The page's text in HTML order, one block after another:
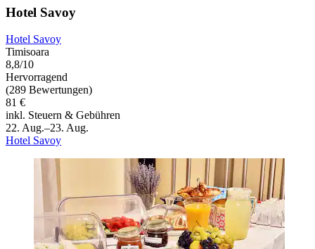
Hotel Savoy
Hotel Savoy
Timisoara
8,8/10
Hervorragend
(289 Bewertungen)
81 €
inkl. Steuern & Gebühren
22. Aug.–23. Aug.
Hotel Savoy